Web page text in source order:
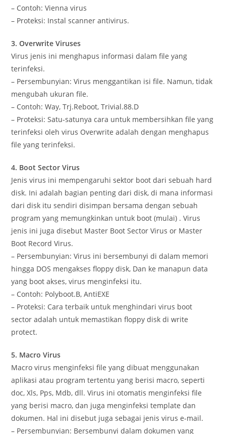
– Contoh: Vienna virus
– Proteksi: Instal scanner antivirus.
3. Overwrite Viruses
Virus jenis ini menghapus informasi dalam file yang
terinfeksi.
– Persembunyian: Virus menggantikan isi file. Namun, tidak
mengubah ukuran file.
– Contoh: Way, Trj.Reboot, Trivial.88.D
– Proteksi: Satu-satunya cara untuk membersihkan file yang
terinfeksi oleh virus Overwrite adalah dengan menghapus
file yang terinfeksi.
4. Boot Sector Virus
Jenis virus ini mempengaruhi sektor boot dari sebuah hard
disk. Ini adalah bagian penting dari disk, di mana informasi
dari disk itu sendiri disimpan bersama dengan sebuah
program yang memungkinkan untuk boot (mulai) . Virus
jenis ini juga disebut Master Boot Sector Virus or Master
Boot Record Virus.
– Persembunyian: Virus ini bersembunyi di dalam memori
hingga DOS mengakses floppy disk, Dan ke manapun data
yang boot akses, virus menginfeksi itu.
– Contoh: Polyboot.B, AntiEXE
– Proteksi: Cara terbaik untuk menghindari virus boot
sector adalah untuk memastikan floppy disk di write
protect.
5. Macro Virus
Macro virus menginfeksi file yang dibuat menggunakan
aplikasi atau program tertentu yang berisi macro, seperti
doc, Xls, Pps, Mdb, dll. Virus ini otomatis menginfeksi file
yang berisi macro, dan juga menginfeksi template dan
dokumen. Hal ini disebut juga sebagai jenis virus e-mail.
– Persembunyian: Bersembunyi dalam dokumen yang